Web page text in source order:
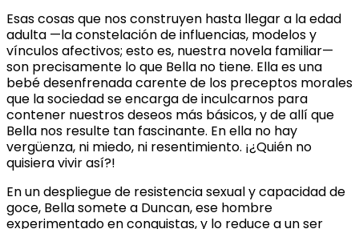
Esas cosas que nos construyen hasta llegar a la edad
adulta —la constelación de influencias, modelos y
vínculos afectivos; esto es, nuestra novela familiar—
son precisamente lo que Bella no tiene. Ella es una
bebé desenfrenada carente de los preceptos morales
que la sociedad se encarga de inculcarnos para
contener nuestros deseos más básicos, y de allí que
Bella nos resulte tan fascinante. En ella no hay
vergüenza, ni miedo, ni resentimiento. ¡¿Quién no
quisiera vivir así?!
En un despliegue de resistencia sexual y capacidad de
goce, Bella somete a Duncan, ese hombre
experimentado en conquistas, y lo reduce a un ser